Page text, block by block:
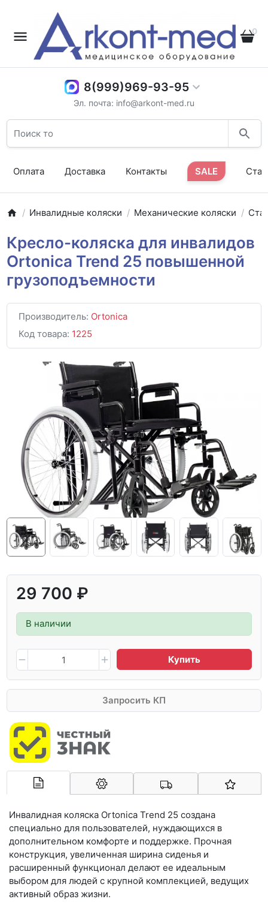
0
8(999)969-93-95
Эл. почта: info@arkont-med.ru
Оплата Доставка Контакты SALE
Инвалидные коляски Механические коляски
Кресло-коляска для инвалидов
Ortonica Trend 25 повышенной
грузоподъемности
Производитель: Ortonica
Код товара: 1225
29 700 ₽
В наличии
Купить
Запросить КП
Инвалидная коляска Ortonica Trend 25 создана
специально для пользователей, нуждающихся в
дополнительном комфорте и поддержке. Прочная
конструкция, увеличенная ширина сиденья и
расширенный функционал делают ее идеальным
выбором для людей с крупной комплекцией, ведущих
активный образ жизни.